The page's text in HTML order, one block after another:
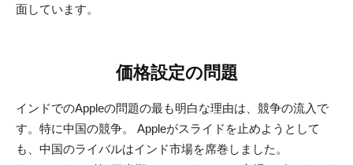
面しています。
価格設定の問題
インドでのAppleの問題の最も明白な理由は、競争の流入で
す。特に中国の競争。 Appleがスライドを止めようとして
も、中国のライバルはインド市場を席巻しました。